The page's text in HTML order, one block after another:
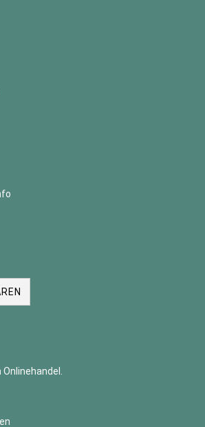
Onlinehandel.